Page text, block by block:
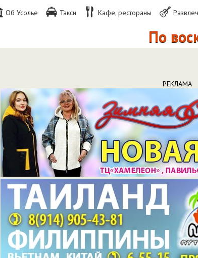
Об Усолье Такси Кафе, рестораны
По
РЕКЛАМА